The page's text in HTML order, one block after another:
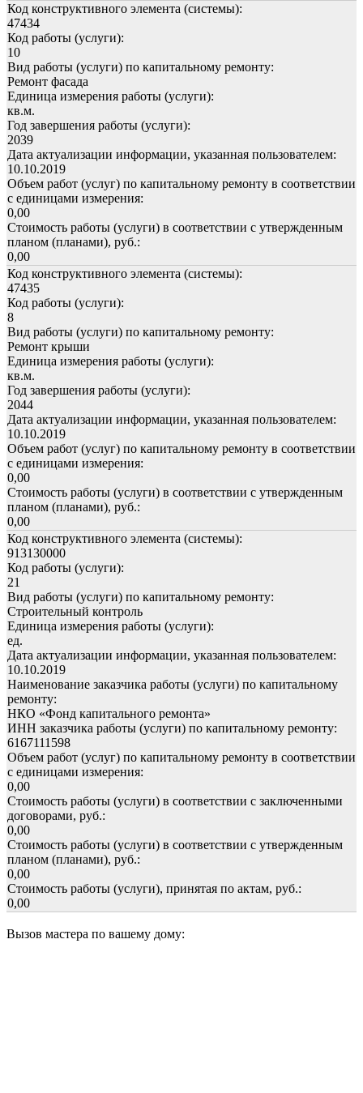
Код конструктивного элемента (системы):
47434
Код работы (услуги):
10
Вид работы (услуги) по капитальному ремонту:
Ремонт фасада
Единица измерения работы (услуги):
кв.м.
Год завершения работы (услуги):
2039
Дата актуализации информации, указанная пользователем:
10.10.2019
Объем работ (услуг) по капитальному ремонту в соответствии
с единицами измерения:
0,00
Стоимость работы (услуги) в соответствии с утвержденным
планом (планами), руб.:
0,00
Код конструктивного элемента (системы):
47435
Код работы (услуги):
8
Вид работы (услуги) по капитальному ремонту:
Ремонт крыши
Единица измерения работы (услуги):
кв.м.
Год завершения работы (услуги):
2044
Дата актуализации информации, указанная пользователем:
10.10.2019
Объем работ (услуг) по капитальному ремонту в соответствии
с единицами измерения:
0,00
Стоимость работы (услуги) в соответствии с утвержденным
планом (планами), руб.:
0,00
Код конструктивного элемента (системы):
913130000
Код работы (услуги):
21
Вид работы (услуги) по капитальному ремонту:
Строительный контроль
Единица измерения работы (услуги):
ед.
Дата актуализации информации, указанная пользователем:
10.10.2019
Наименование заказчика работы (услуги) по капитальному
ремонту:
НКО «Фонд капитального ремонта»
ИНН заказчика работы (услуги) по капитальному ремонту:
6167111598
Объем работ (услуг) по капитальному ремонту в соответствии
с единицами измерения:
0,00
Стоимость работы (услуги) в соответствии с заключенными
договорами, руб.:
0,00
Стоимость работы (услуги) в соответствии с утвержденным
планом (планами), руб.:
0,00
Стоимость работы (услуги), принятая по актам, руб.:
0,00
Вызов мастера по вашему дому: